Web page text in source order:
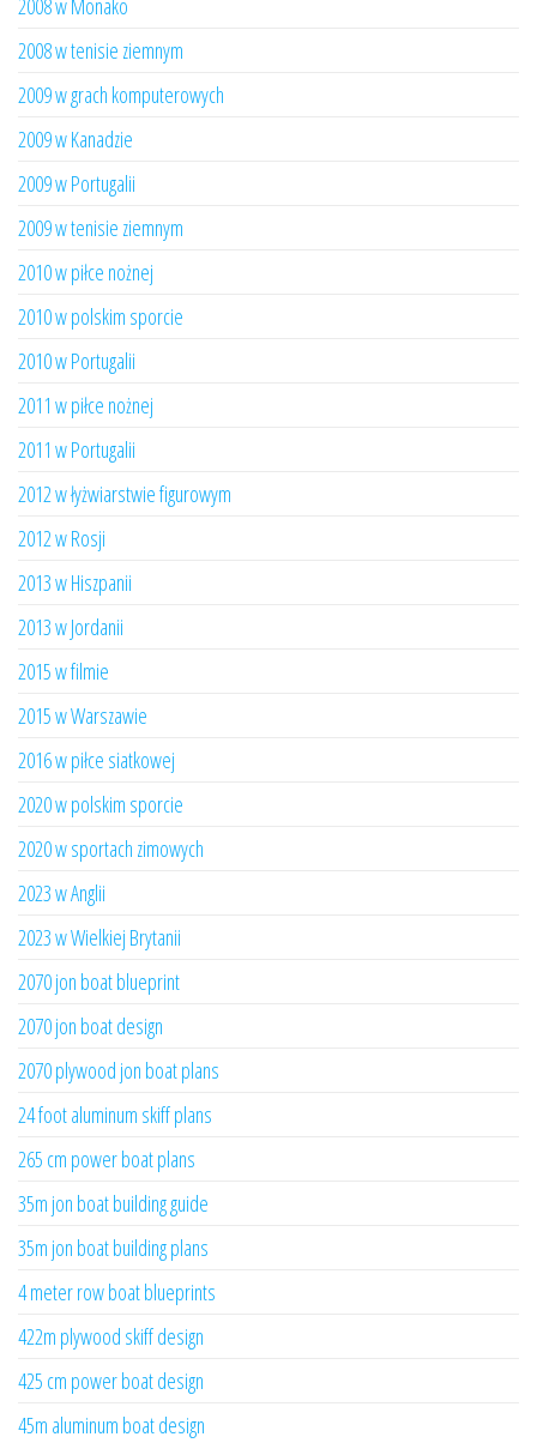
2008 w Monako
2008 w tenisie ziemnym
2009 w grach komputerowych
2009 w Kanadzie
2009 w Portugalii
2009 w tenisie ziemnym
2010 w piłce nożnej
2010 w polskim sporcie
2010 w Portugalii
2011 w piłce nożnej
2011 w Portugalii
2012 w łyżwiarstwie figurowym
2012 w Rosji
2013 w Hiszpanii
2013 w Jordanii
2015 w filmie
2015 w Warszawie
2016 w piłce siatkowej
2020 w polskim sporcie
2020 w sportach zimowych
2023 w Anglii
2023 w Wielkiej Brytanii
2070 jon boat blueprint
2070 jon boat design
2070 plywood jon boat plans
24 foot aluminum skiff plans
265 cm power boat plans
35m jon boat building guide
35m jon boat building plans
4 meter row boat blueprints
422m plywood skiff design
425 cm power boat design
45m aluminum boat design